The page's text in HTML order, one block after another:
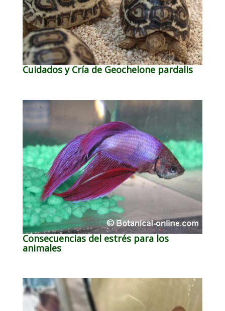
Cuidados y Cría de Geochelone pardalis
Consecuencias del estrés para los
animales